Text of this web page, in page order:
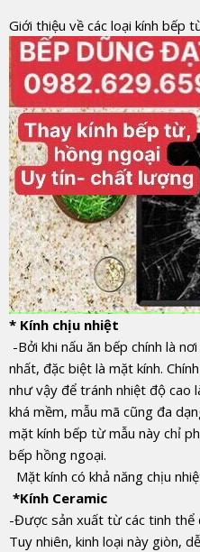
Giới thiệu về các loại kính bếp
* Kính chịu nhiệt
-Bởi khi nấu ăn bếp chính là
nhất, đặc biệt là mặt kính.
như vậy để tránh nhiệt độ cao
khá mềm, mẫu mã cũng đa
mặt kính bếp từ mẫu này chỉ
bếp hồng ngoại.
Mặt kính có khả năng chịu
*Kính Ceramic
-Được sản xuất từ các tinh thể
Tuy nhiên, kinh loại này giòn,